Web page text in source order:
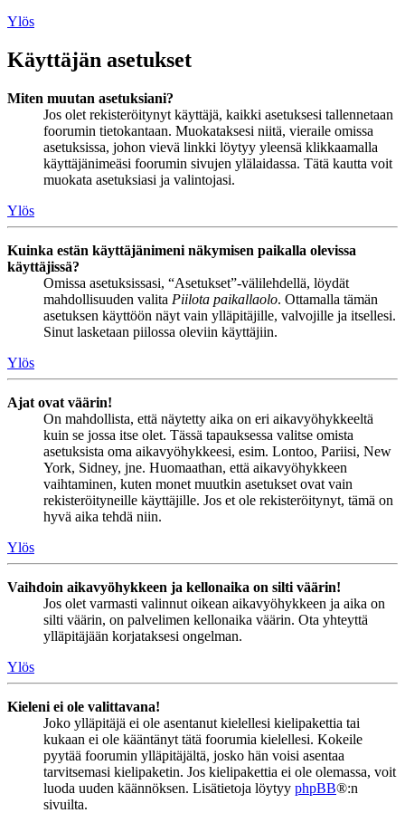
Ylös
Käyttäjän asetukset
Miten muutan asetuksiani?
Jos olet rekisteröitynyt käyttäjä, kaikki asetuksesi tallennetaan
foorumin tietokantaan. Muokataksesi niitä, vieraile omissa
asetuksissa, johon vievä linkki löytyy yleensä klikkaamalla
käyttäjänimeäsi foorumin sivujen ylälaidassa. Tätä kautta voit
muokata asetuksiasi ja valintojasi.
Ylös
Kuinka estän käyttäjänimeni näkymisen paikalla olevissa
käyttäjissä?
Omissa asetuksissasi, “Asetukset”-välilehdellä, löydät
mahdollisuuden valita Piilota paikallaolo. Ottamalla tämän
asetuksen käyttöön näyt vain ylläpitäjille, valvojille ja itsellesi.
Sinut lasketaan piilossa oleviin käyttäjiin.
Ylös
Ajat ovat väärin!
On mahdollista, että näytetty aika on eri aikavyöhykkeeltä
kuin se jossa itse olet. Tässä tapauksessa valitse omista
asetuksista oma aikavyöhykkeesi, esim. Lontoo, Pariisi, New
York, Sidney, jne. Huomaathan, että aikavyöhykkeen
vaihtaminen, kuten monet muutkin asetukset ovat vain
rekisteröityneille käyttäjille. Jos et ole rekisteröitynyt, tämä on
hyvä aika tehdä niin.
Ylös
Vaihdoin aikavyöhykkeen ja kellonaika on silti väärin!
Jos olet varmasti valinnut oikean aikavyöhykkeen ja aika on
silti väärin, on palvelimen kellonaika väärin. Ota yhteyttä
ylläpitäjään korjataksesi ongelman.
Ylös
Kieleni ei ole valittavana!
Joko ylläpitäjä ei ole asentanut kielellesi kielipakettia tai
kukaan ei ole kääntänyt tätä foorumia kielellesi. Kokeile
pyytää foorumin ylläpitäjältä, josko hän voisi asentaa
tarvitsemasi kielipaketin. Jos kielipakettia ei ole olemassa, voit
luoda uuden käännöksen. Lisätietoja löytyy phpBB®:n
sivuilta.